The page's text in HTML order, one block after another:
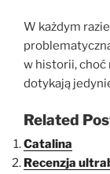
W każdym
w historii, choć
dotykają
Related
Catalina
Recenzja